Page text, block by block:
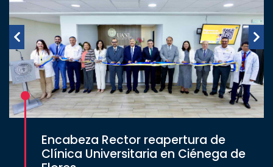
Encabeza Rector reapertura de
Clínica Universitaria en Ciénega de